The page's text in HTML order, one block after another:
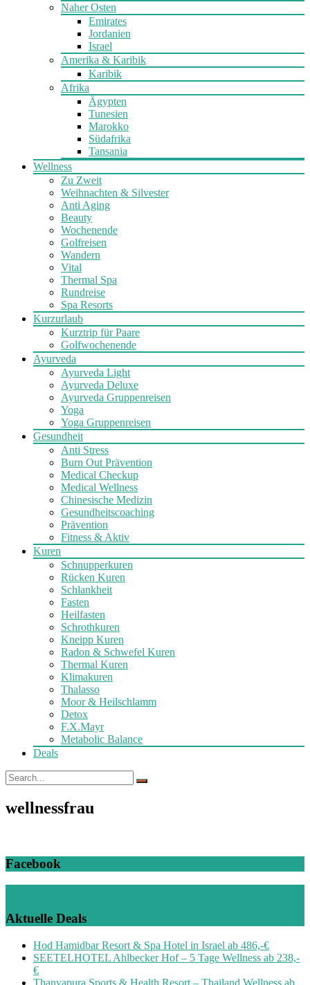
Naher Osten
Emirates
Jordanien
Israel
Amerika & Karibik
Karibik
Afrika
Ägypten
Tunesien
Marokko
Südafrika
Tansania
Wellness
Zu Zweit
Weihnachten & Silvester
Anti Aging
Beauty
Wochenende
Golfreisen
Wandern
Vital
Thermal Spa
Rundreise
Spa Resorts
Kurzurlaub
Kurztrip für Paare
Golfwochenende
Ayurveda
Ayurveda Light
Ayurveda Deluxe
Ayurveda Gruppenreisen
Yoga
Yoga Gruppenreisen
Gesundheit
Anti Stress
Burn Out Prävention
Medical Checkup
Medical Wellness
Chinesische Medizin
Gesundheitscoaching
Prävention
Fitness & Aktiv
Kuren
Schnupperkuren
Rücken Kuren
Schlankheit
Fasten
Heilfasten
Schrothkuren
Kneipp Kuren
Radon & Schwefel Kuren
Thermal Kuren
Klimakuren
Thalasso
Moor & Heilschlamm
Detox
F.X.Mayr
Metabolic Balance
Deals
wellnessfrau
Facebook
Aktuelle Deals
Hod Hamidbar Resort & Spa Hotel in Israel ab 486,-€
SEETELHOTEL Ahlbecker Hof – 5 Tage Wellness ab 238,-
€
Thanyapura Sports & Health Resort – Thailand Wellness ab